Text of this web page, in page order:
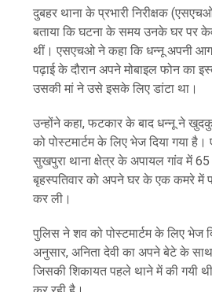
दुबहर थाना के प्रभारी निरीक्षक
बताया कि घटना के समय उनके घर पर
थीं। एसएचओ ने कहा कि धन्नू अपनी
पढ़ाई के दौरान अपने मोबाइल फोन का
उसकी मां ने उसे इसके लिए डांटा था।
उन्होंने कहा, फटकार के बाद धन्नू ने
को पोस्टमार्टम के लिए भेज दिया गया
सुखपुरा थाना क्षेत्र के अपायल गांव में 65
बृहस्पतिवार को अपने घर के एक कमरे में
कर ली।
पुलिस ने शव को पोस्टमार्टम के लिए भेज
अनुसार, अनिता देवी का अपने बेटे के साथ
जिसकी शिकायत पहले थाने में की गयी